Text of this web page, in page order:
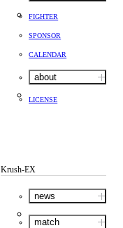
FIGHTER
SPONSOR
CALENDAR
about
LICENSE
Krush-EX
news
match